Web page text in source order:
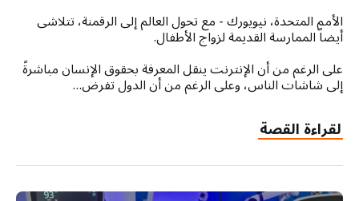
الأمم المتحدة، نيويورك - مع تحول العالم إلى الرقمنة، تتلاشى
أيضاً الممارسة القديمة لزواج الأطفال.
على الرغم من أن الإنترنت ينقل المعرفة بحقوق الإنسان مباشرةً
إلى شاشات الناس، وعلى الرغم من أن الدول تفرض…
لقراءة القصة